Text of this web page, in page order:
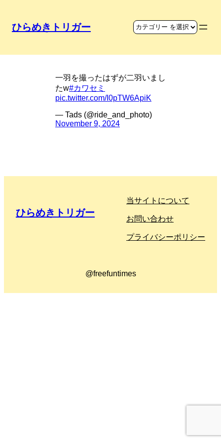
ひらめきトリガー
一羽を撮ったはずが二羽いまし
たw#カワセミ
pic.twitter.com/I0pTW6ApiK
— Tads (@ride_and_photo)
November 9, 2024
ひらめきトリガー
当サイトについて
お問い合わせ
プライバシーポリシー
@freefuntimes